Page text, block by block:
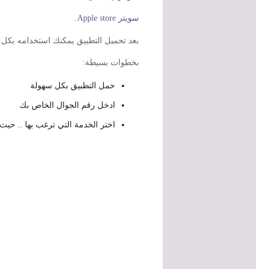
سويتر Apple store .
بعد تحميل التطبيق يمكنك استخدامه
بخطوات بسيطة:
حمل التطبيق بكل سهولة
ادخل رقم الجوال الخاص بك
اختر الخدمة التي ترغب بها ..